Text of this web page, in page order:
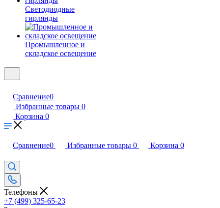
Светодиодные
гирлянды
Промышленное и
складское освещение
Сравнение0
Избранные товары 0
Корзина 0
Сравнение0 Избранные товары 0 Корзина 0
Телефоны
+7 (499) 325-65-23